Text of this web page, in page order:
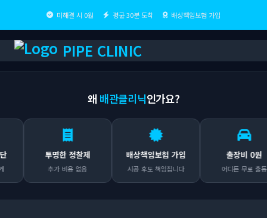
미해결 시 0원 평균 30분 도착 배상책임보험 가입
PIPE CLINIC
왜 배관클리닉인가요?
투명한 정찰제
추가 비용 없음
배상책임보험 가입
시공 후도 책임집니다
출장비 0원
어디든 무료 출동